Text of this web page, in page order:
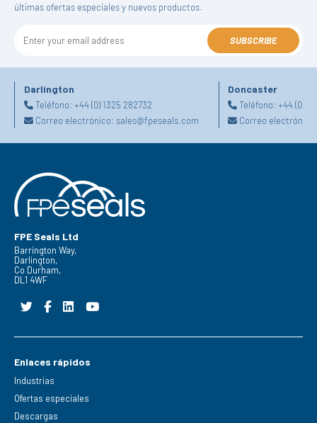
últimas ofertas especiales y nuevos productos.
SUBSCRIBE
Darlington
Teléfono: +44 (0) 1325 282732
Correo electrónico: sales@fpeseals.com
Doncaster
Teléfono:+44 (0)
Correo
FPE Seals Ltd
Barrington Way,
Darlington,
Co Durham,
DL1 4WF
Enlaces rápidos
Industrias
Ofertas especiales
Descargas